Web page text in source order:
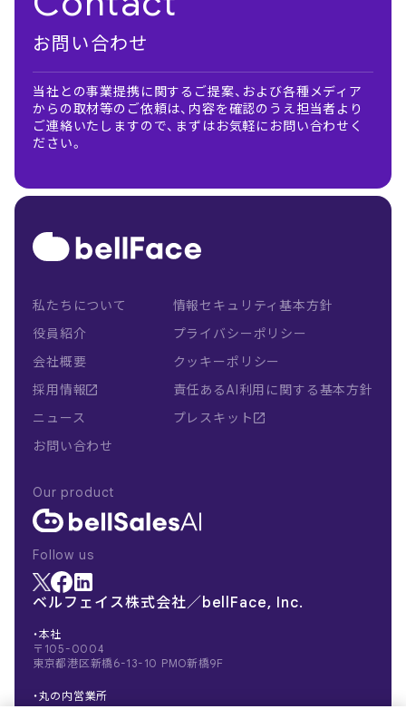
お問い合わせ
当社との事業提携に関するご提案、および各種メディア
からの取材等のご依頼は、内容を確認のうえ担当者より
ご連絡いたしますので、まずはお気軽にお問い合わせく
ださい。
ベルフェイス株式会社／bellFace, Inc.
・本社
〒105-0004
東京都港区新橋6-13-10 PMO新橋9F
・丸の内営業所
私たちについて
役員紹介
会社概要
採用情報
ニュース
お問い合わせ
情報セキュリティ基本方針
プライバシーポリシー
クッキーポリシー
責任あるAI利用に関する基本方針
プレスキット
Our product
Follow us